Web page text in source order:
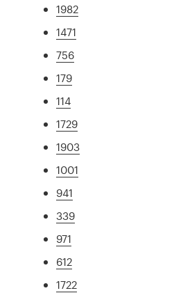
1982
1471
756
179
114
1729
1903
1001
941
339
971
612
1722